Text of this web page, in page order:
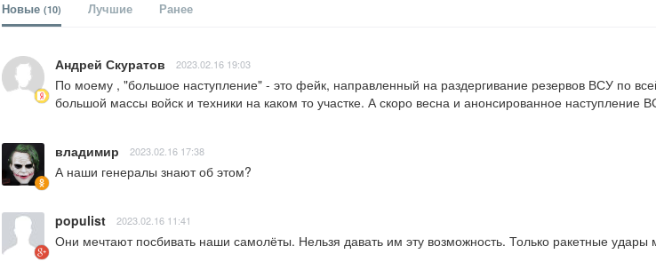
Новые (10) Лучшие Ранее
Андрей Скуратов 2023.02.16 19:03
По моему , "большое наступление" - это фейк, направленный на раздергивание резервов ВСУ по
большой массы войск и техники на каком то участке. А скоро весна и анонсированное наступление
владимир 2023.02.16 17:38
А наши генералы знают об этом?
populist 2023.02.16 11:41
Они мечтают посбивать наши самолёты. Нельзя давать им эту возможность. Только ракетные